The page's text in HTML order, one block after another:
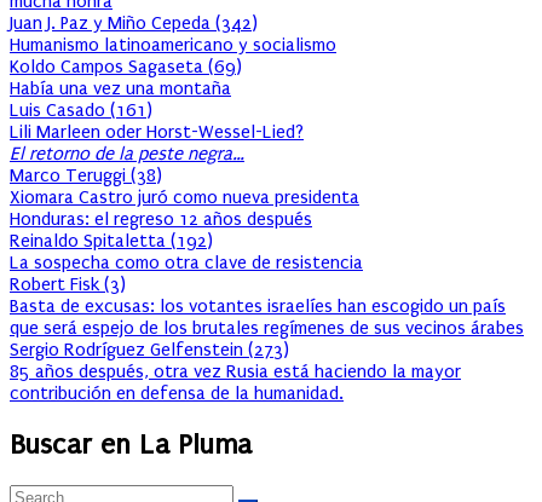
Juan J. Paz y Miño Cepeda (342)
Humanismo latinoamericano y socialismo
Koldo Campos Sagaseta (69)
Había una vez una montaña
Luis Casado (161)
Lili Marleen oder Horst-Wessel-Lied?
El retorno de la peste negra…
Marco Teruggi (38)
Xiomara Castro juró como nueva presidenta
Honduras: el regreso 12 años después
Reinaldo Spitaletta (192)
La sospecha como otra clave de resistencia
Robert Fisk (3)
Basta de excusas: los votantes israelíes han escogido un país
que será espejo de los brutales regímenes de sus vecinos árabes
Sergio Rodríguez Gelfenstein (273)
85 años después, otra vez Rusia está haciendo la mayor
contribución en defensa de la humanidad.
Buscar en La Pluma